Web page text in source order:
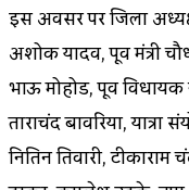
इस अवसर पर जिला
अशोक यादव, पूर्व मंत्री
भाऊ मोहोड, पूर्व
ताराचंद बावरिया,
नितिन तिवारी,